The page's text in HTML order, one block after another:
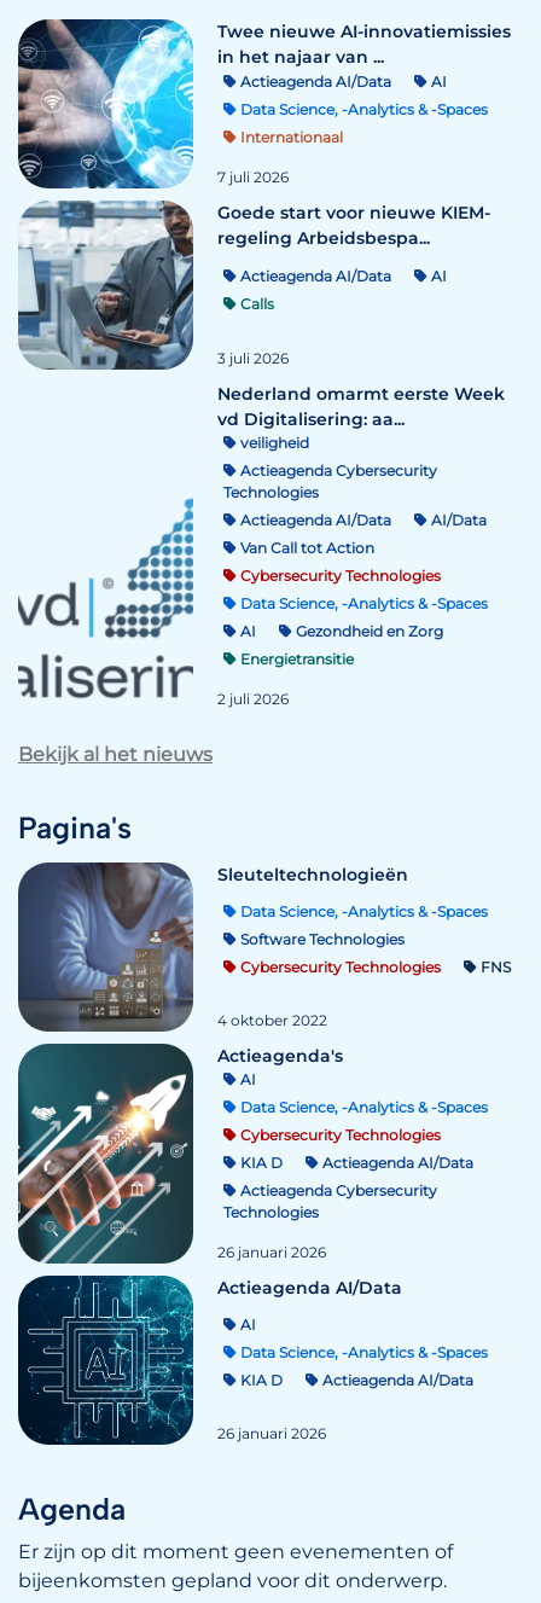
Twee nieuwe AI-innovatiemissies
in het najaar van ...
Actieagenda AI/Data
AI
Data Science, -Analytics & -Spaces
Internationaal
7 juli 2026
Goede start voor nieuwe KIEM-
regeling Arbeidsbespa...
Actieagenda AI/Data
AI
Calls
3 juli 2026
Nederland omarmt eerste Week
vd Digitalisering: aa...
veiligheid
Actieagenda Cybersecurity
Technologies
Actieagenda AI/Data
AI/Data
Van Call tot Action
Cybersecurity Technologies
Data Science, -Analytics & -Spaces
AI
Gezondheid en Zorg
Energietransitie
2 juli 2026
Bekijk al het nieuws
Pagina's
Sleuteltechnologieën
Data Science, -Analytics & -Spaces
Software Technologies
Cybersecurity Technologies
FNS
4 oktober 2022
Actieagenda's
AI
Data Science, -Analytics & -Spaces
Cybersecurity Technologies
KIA D
Actieagenda AI/Data
Actieagenda Cybersecurity
Technologies
26 januari 2026
Actieagenda AI/Data
AI
Data Science, -Analytics & -Spaces
KIA D
Actieagenda AI/Data
26 januari 2026
Agenda
Er zijn op dit moment geen evenementen of
bijeenkomsten gepland voor dit onderwerp.